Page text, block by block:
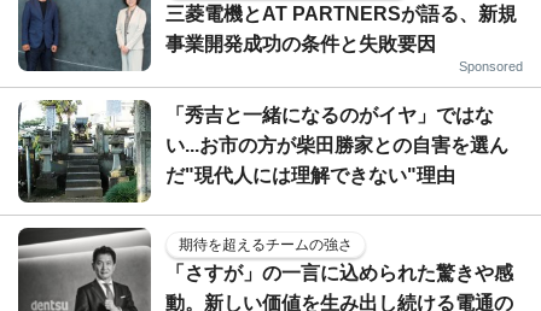
三菱電機とAT PARTNERSが語る、新規
事業開発成功の条件と失敗要因
Sponsored
「秀吉と一緒になるのがイヤ」ではな
い...お市の方が柴田勝家との自害を選ん
だ"現代人には理解できない"理由
期待を超えるチームの強さ
「さすが」の一言に込められた驚きや感
動。新しい価値を生み出し続ける電通の